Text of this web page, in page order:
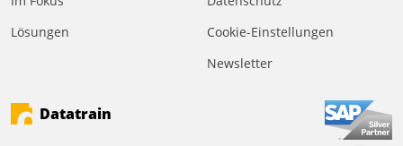
Lösungen
Cookie-Einstellungen
Newsletter
Datatrain